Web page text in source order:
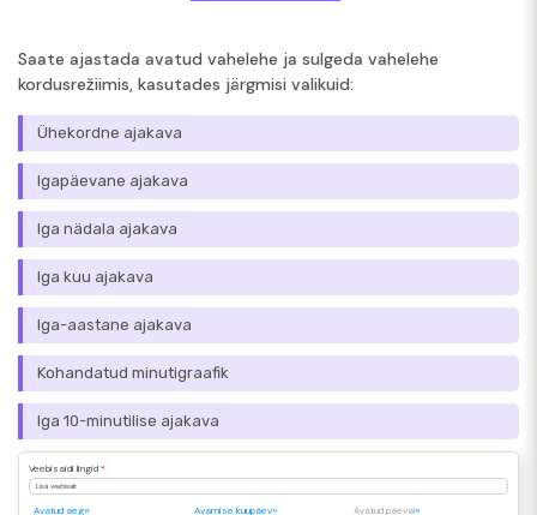
Saate ajastada avatud vahelehe ja sulgeda vahelehe
kordusrežiimis, kasutades järgmisi valikuid:
Ühekordne ajakava
Igapäevane ajakava
Iga nädala ajakava
Iga kuu ajakava
Iga-aastane ajakava
Kohandatud minutigraafik
Iga 10-minutilise ajakava
Veebisaidi lingid *
Lisa veebisait
Avatud aeg Avamise kuupäev Avatud päeval